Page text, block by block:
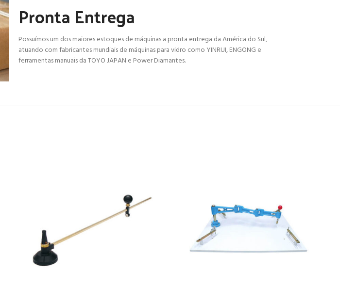
Pronta Entrega
Possuímos um dos maiores estoques de máquinas a pronta entrega da América do Sul,
atuando com fabricantes mundiais de máquinas para vidro como YINRUI, ENGONG e
ferramentas manuais da TOYO JAPAN e Power Diamantes.